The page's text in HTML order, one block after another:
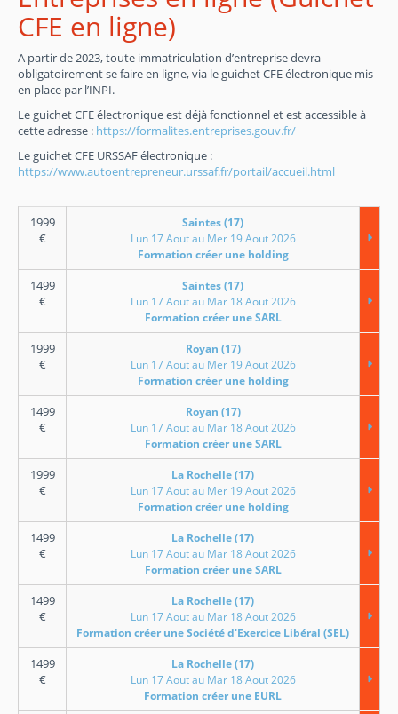
CFE en ligne)
A partir de 2023, toute immatriculation d’entreprise devra
obligatoirement se faire en ligne, via le guichet CFE électronique mis
en place par l’INPI.
Le guichet CFE électronique est déjà fonctionnel et est accessible à
cette adresse : https://formalites.entreprises.gouv.fr/
Le guichet CFE URSSAF électronique :
https://www.autoentrepreneur.urssaf.fr/portail/accueil.html
1999
€
Saintes (17)
Lun 17 Aout au Mer 19 Aout 2026
Formation créer une holding
1499
€
Saintes (17)
Lun 17 Aout au Mar 18 Aout 2026
Formation créer une SARL
1999
€
Royan (17)
Lun 17 Aout au Mer 19 Aout 2026
Formation créer une holding
1499
€
Royan (17)
Lun 17 Aout au Mar 18 Aout 2026
Formation créer une SARL
1999
€
La Rochelle (17)
Lun 17 Aout au Mer 19 Aout 2026
Formation créer une holding
1499
€
La Rochelle (17)
Lun 17 Aout au Mar 18 Aout 2026
Formation créer une SARL
1499
€
La Rochelle (17)
Lun 17 Aout au Mar 18 Aout 2026
Formation créer une Société d'Exercice Libéral (SEL)
1499
€
La Rochelle (17)
Lun 17 Aout au Mar 18 Aout 2026
Formation créer une EURL